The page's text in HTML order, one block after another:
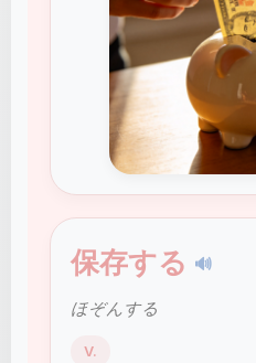
保存する 🔊
ほぞんする
V.